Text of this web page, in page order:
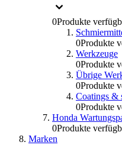
0Produkte
0Produkte
Werkzeuge
0Produkte
Übrige
0Produkte
Coatings &
0Produkte
Honda
0Produkte
Marken